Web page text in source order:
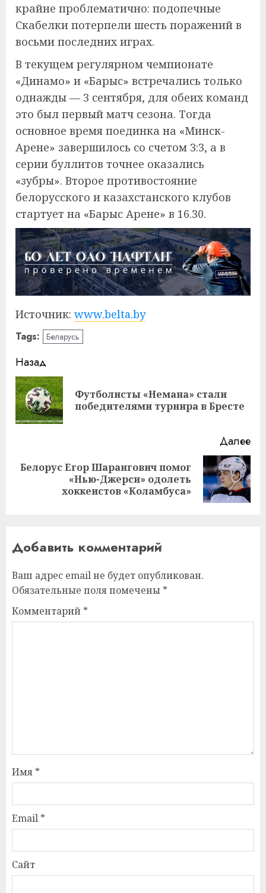
крайне проблематично: подопечные
Скабелки потерпели шесть поражений в
восьми последних играх.
В текущем регулярном чемпионате
«Динамо» и «Барыс» встречались только
однажды — 3 сентября, для обеих команд
это был первый матч сезона. Тогда
основное время поединка на «Минск-
Арене» завершилось со счетом 3:3, а в
серии буллитов точнее оказались
«зубры». Второе противостояние
белорусского и казахстанского клубов
стартует на «Барыс Арене» в 16.30.
Источник: www.belta.by
Tags: Беларусь
Навигация
записи
Назад
Футболисты «Немана» стали
победителями турнира в Бресте
Далее
Следующая
Белорус Егор Шарангович помог
«Нью-Джерси» одолеть
хоккеистов «Коламбуса»
Добавить комментарий
Ваш адрес email не будет опубликован.
Обязательные поля помечены *
Комментарий *
Имя *
Email *
Сайт